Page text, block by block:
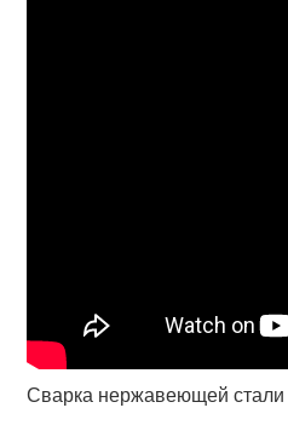
Сварка нержавеющей стали